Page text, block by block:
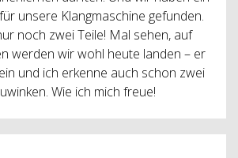
unsere Klangmaschine gefunden.
noch zwei Teile! Mal sehen, auf
werden wir wohl heute landen – er
und ich erkenne auch schon zwei
Wie ich mich freue!